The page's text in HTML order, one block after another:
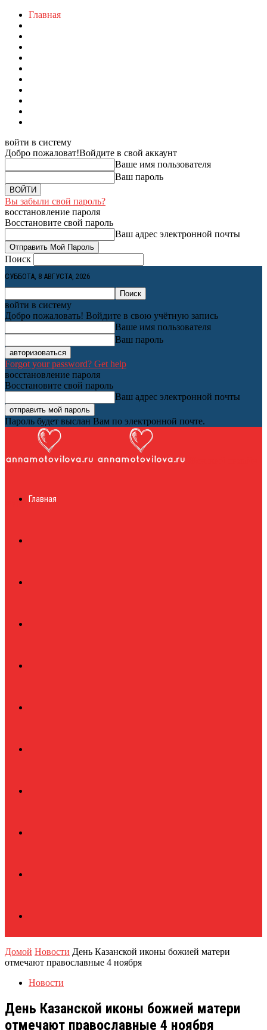
Главная
войти в систему
Добро пожаловат!Войдите в свой аккаунт
Ваше имя пользователя
Ваш пароль
Вы забыли свой пароль?
восстановление пароля
Восстановите свой пароль
Ваш адрес электронной почты
Поиск
СУББОТА, 8 АВГУСТА, 2026
войти в систему
Добро пожаловать! Войдите в свою учётную запись
Ваше имя пользователя
Ваш пароль
Forgot your password? Get help
восстановление пароля
Восстановите свой пароль
Ваш адрес электронной почты
Пароль будет выслан Вам по электронной почте.
журналГлавная
Домой Новости День Казанской иконы божией матери
отмечают православные 4 ноября
Новости
День Казанской иконы божией матери
отмечают православные 4 ноября